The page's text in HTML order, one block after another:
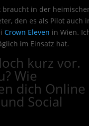
braucht in der
den es als Pilot
Crown Eleven in Wien.
im Einsatz hat.
kurz vor.
Wie
dich Online
Social